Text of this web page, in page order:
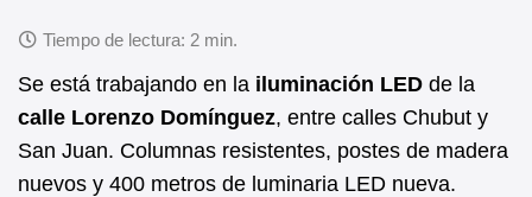
c
e
b
o
at
s
A
p
Se está trabajando en la iluminación LED de la
calle Lorenzo Domínguez, entre calles Chubut y
San Juan. Columnas resistentes, postes de madera
nuevos y 400 metros de luminaria LED nueva.